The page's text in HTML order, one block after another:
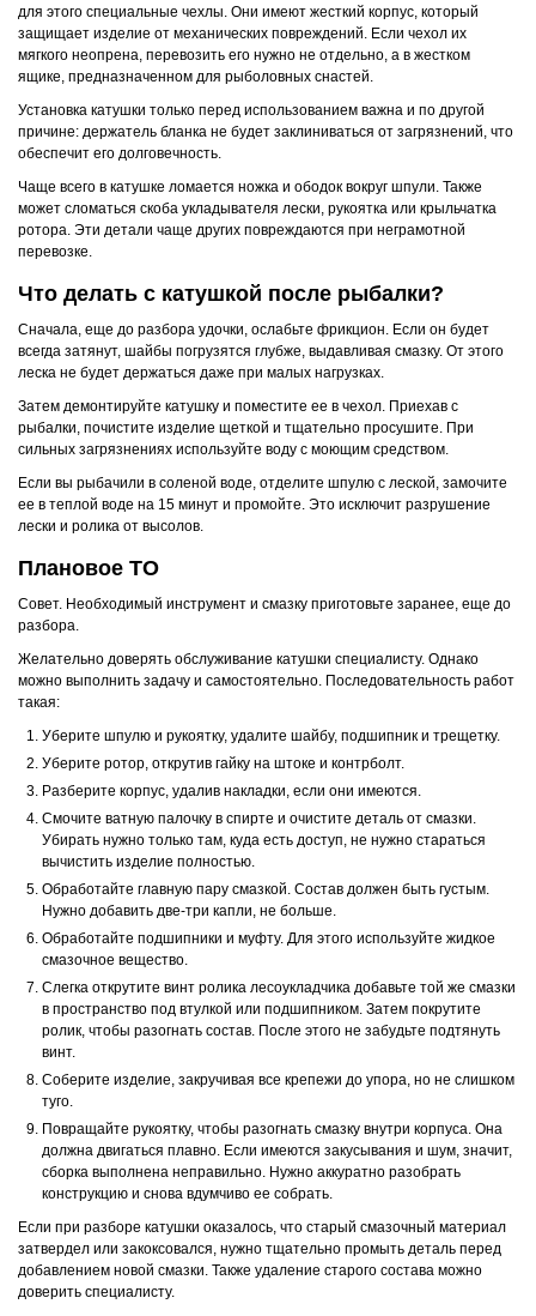
для этого специальные чехлы. Они имеют жесткий корпус, который
защищает изделие от механических повреждений. Если чехол их
мягкого неопрена, перевозить его нужно не отдельно, а в жестком
ящике, предназначенном для рыболовных снастей.
Установка катушки только перед использованием важна и по другой
причине: держатель бланка не будет заклиниваться от загрязнений, что
обеспечит его долговечность.
Чаще всего в катушке ломается ножка и ободок вокруг шпули. Также
может сломаться скоба укладывателя лески, рукоятка или крыльчатка
ротора. Эти детали чаще других повреждаются при неграмотной
перевозке.
Что делать с катушкой после рыбалки?
Сначала, еще до разбора удочки, ослабьте фрикцион. Если он будет
всегда затянут, шайбы погрузятся глубже, выдавливая смазку. От этого
леска не будет держаться даже при малых нагрузках.
Затем демонтируйте катушку и поместите ее в чехол. Приехав с
рыбалки, почистите изделие щеткой и тщательно просушите. При
сильных загрязнениях используйте воду с моющим средством.
Если вы рыбачили в соленой воде, отделите шпулю с леской, замочите
ее в теплой воде на 15 минут и промойте. Это исключит разрушение
лески и ролика от высолов.
Плановое ТО
Совет. Необходимый инструмент и смазку приготовьте заранее, еще до
разбора.
Желательно доверять обслуживание катушки специалисту. Однако
можно выполнить задачу и самостоятельно. Последовательность работ
такая:
Уберите шпулю и рукоятку, удалите шайбу, подшипник и трещетку.
Уберите ротор, открутив гайку на штоке и контрболт.
Разберите корпус, удалив накладки, если они имеются.
Смочите ватную палочку в спирте и очистите деталь от смазки.
Убирать нужно только там, куда есть доступ, не нужно стараться
вычистить изделие полностью.
Обработайте главную пару смазкой. Состав должен быть густым.
Нужно добавить две-три капли, не больше.
Обработайте подшипники и муфту. Для этого используйте жидкое
смазочное вещество.
Слегка открутите винт ролика лесоукладчика добавьте той же смазки
в пространство под втулкой или подшипником. Затем покрутите
ролик, чтобы разогнать состав. После этого не забудьте подтянуть
винт.
Соберите изделие, закручивая все крепежи до упора, но не слишком
туго.
Повращайте рукоятку, чтобы разогнать смазку внутри корпуса. Она
должна двигаться плавно. Если имеются закусывания и шум, значит,
сборка выполнена неправильно. Нужно аккуратно разобрать
конструкцию и снова вдумчиво ее собрать.
Если при разборе катушки оказалось, что старый смазочный материал
затвердел или закоксовался, нужно тщательно промыть деталь перед
добавлением новой смазки. Также удаление старого состава можно
доверить специалисту.